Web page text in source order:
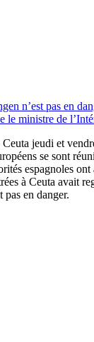
n’est pas en
le ministre de
jeudi et
se sont
espagnoles ont
à Ceuta avait
pas en danger.